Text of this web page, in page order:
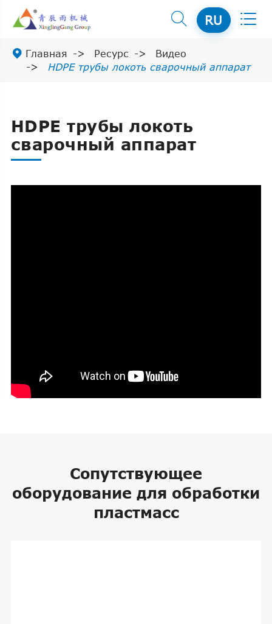
 RU 
 Главная Ресурс
Видео
HDPE трубы локоть сварочный аппарат
HDPE трубы локоть
сварочный аппарат
Сопутствующее
оборудование для обработки
пластмасс